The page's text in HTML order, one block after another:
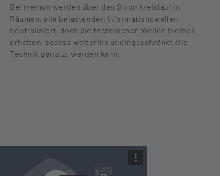
Bei memon werden über den Stromkreislauf in
Räumen, alle belastenden Informationswellen
neutralisiert, doch die technischen Wellen bleiben
erhalten, sodass weiterhin uneingeschränkt alle
Technik genutzt werden kann.